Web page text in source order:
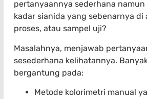
pertanyaannya sederhana namun
kadar sianida yang sebenarnya di
proses, atau sampel uji?
Masalahnya, menjawab
sesederhana kelihatannya.
bergantung pada:
Metode kolorimetri manual